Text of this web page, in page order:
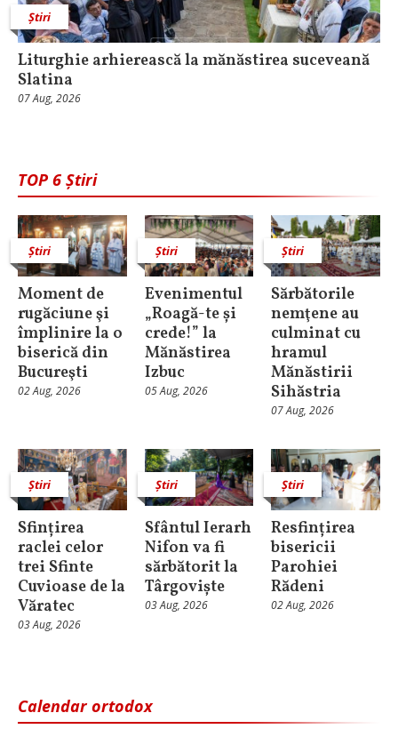
Știri
Liturghie arhierească la mănăstirea suceveană
Slatina
07 Aug, 2026
TOP 6 Știri
Știri
Moment de
rugăciune şi
împlinire la o
biserică din
Bucureşti
02 Aug, 2026
Știri
Evenimentul
„Roagă-te și
crede!” la
Mănăstirea
Izbuc
05 Aug, 2026
Știri
Sărbătorile
nemţene au
culminat cu
hramul
Mănăstirii
Sihăstria
07 Aug, 2026
Știri
Sfințirea
raclei celor
trei Sfinte
Cuvioase de la
Văratec
03 Aug, 2026
Știri
Sfântul Ierarh
Nifon va fi
sărbătorit la
Târgoviște
03 Aug, 2026
Știri
Resfințirea
bisericii
Parohiei
Rădeni
02 Aug, 2026
Calendar ortodox